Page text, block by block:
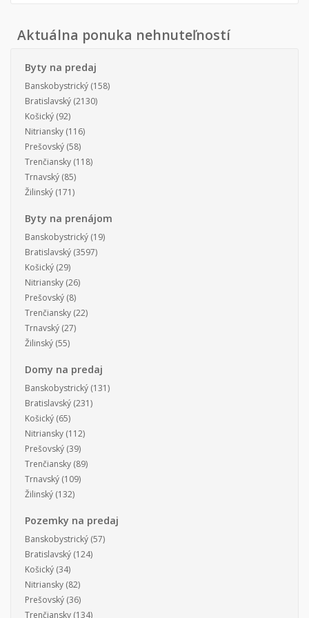
Aktuálna ponuka nehnuteľností
Byty na predaj
Banskobystrický (158)
Bratislavský (2130)
Košický (92)
Nitriansky (116)
Prešovský (58)
Trenčiansky (118)
Trnavský (85)
Žilinský (171)
Byty na prenájom
Banskobystrický (19)
Bratislavský (3597)
Košický (29)
Nitriansky (26)
Prešovský (8)
Trenčiansky (22)
Trnavský (27)
Žilinský (55)
Domy na predaj
Banskobystrický (131)
Bratislavský (231)
Košický (65)
Nitriansky (112)
Prešovský (39)
Trenčiansky (89)
Trnavský (109)
Žilinský (132)
Pozemky na predaj
Banskobystrický (57)
Bratislavský (124)
Košický (34)
Nitriansky (82)
Prešovský (36)
Trenčiansky (134)